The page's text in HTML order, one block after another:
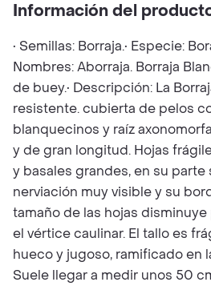
Información del
• Semillas: Borraja.• Especie:
Nombres: Aborraja. Borraja
de buey.• Descripción: La
resistente. cubierta de pelos
blanquecinos y raíz
y de gran longitud. Hojas
y basales grandes, en su
nerviación muy visible y su
tamaño de las hojas
el vértice caulinar. El tallo es
hueco y jugoso, ramificado en
Suele llegar a medir unos 50